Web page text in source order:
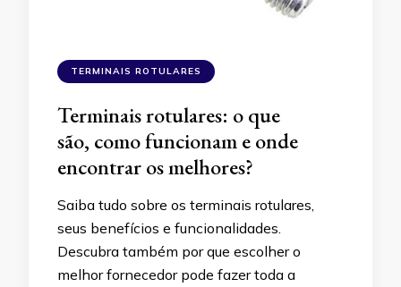
TERMINAIS ROTULARES
Terminais rotulares: o que
são, como funcionam e onde
encontrar os melhores?
Saiba tudo sobre os terminais rotulares,
seus benefícios e funcionalidades.
Descubra também por que escolher o
melhor fornecedor pode fazer toda a